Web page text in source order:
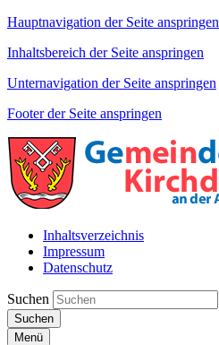
Hauptnavigation der Seite anspringen
Inhaltsbereich der Seite anspringen
Unternavigation der Seite anspringen
Footer der Seite anspringen
Inhaltsverzeichnis
Impressum
Datenschutz
Suchen
Suchen
Menü